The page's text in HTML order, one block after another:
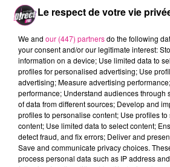
reconna�tre le titre
Le premier
deux titres,
du jour !
FIL ACTUS
7 août 2026
Lorraine : une journée pas comme les
Le respect de votre vie
We and our (447) partnersdo the following
your consent and/or our legitimate interest:
information on a device; Use limited data to
profiles for personalised advertising; Use
advertising; Measure advertising
performance; Understand audiences through
of data from different sources; Develop and
profiles to personalise content; Use profiles
content; Use limited data to select content;
detect fraud, and fix errors; Deliver and
Save and communicate privacy choices.
process personal data such as IP address